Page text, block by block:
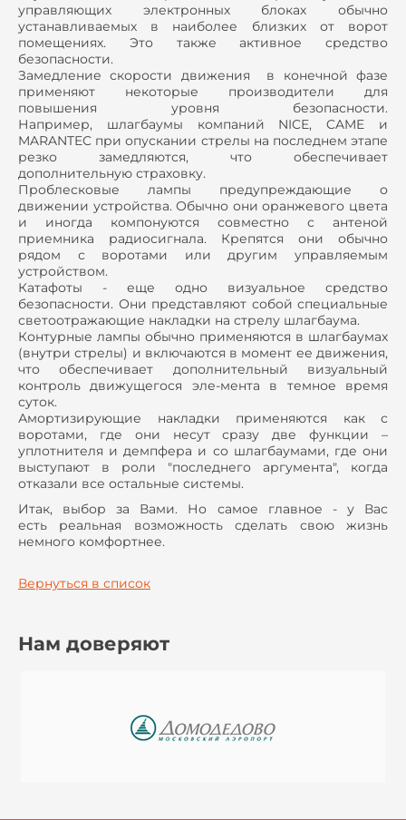
управляющих электронных блоках обычно
устанавливаемых в наиболее близких от ворот
помещениях. Это также активное средство
безопасности.
Замедление скорости движения в конечной фазе
применяют некоторые производители для
повышения уровня безопасности.
Например, шлагбаумы компаний NICE, CAME и
MARANTEC при опускании стрелы на последнем этапе
резко замедляются, что обеспечивает
дополнительную страховку.
Проблесковые лампы предупреждающие о
движении устройства. Обычно они оранжевого цвета
и иногда компонуются совместно с антеной
приемника радиосигнала. Крепятся они обычно
рядом с воротами или другим управляемым
устройством.
Катафоты - еще одно визуальное средство
безопасности. Они представляют собой специальные
светоотражающие накладки на стрелу шлагбаума.
Контурные лампы обычно применяются в шлагбаумах
(внутри стрелы) и включаются в момент ее движения,
что обеспечивает дополнительный визуальный
контроль движущегося эле-мента в темное время
суток.
Амортизирующие накладки применяются как с
воротами, где они несут сразу две функции –
уплотнителя и демпфера и со шлагбаумами, где они
выступают в роли "последнего аргумента", когда
отказали все остальные системы.
Итак, выбор за Вами. Но самое главное - у Вас
есть реальная возможность сделать свою жизнь
немного комфортнее.
Вернуться в список
Нам доверяют